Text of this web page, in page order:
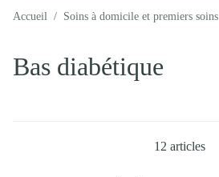
Accueil / Soins à domicile et premiers soins
Bas diabétique
12 articles